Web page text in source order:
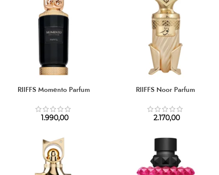
RIIFFS Momento Parfum
1.990,00
RIIFFS Noor Parfum
2.170,00